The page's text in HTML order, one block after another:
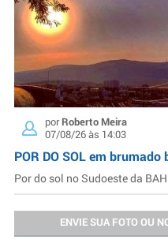
porRoberto Meira
07/08/26 às 14:03
POR DO SOL em brumado
Por do sol no Sudoeste da
ENVIE SUA FOTO OU